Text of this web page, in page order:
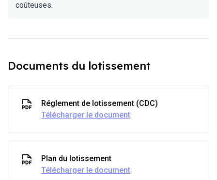
coûteuses.
Documents du lotissement
Réglement de lotissement (CDC)
Télécharger le document
Plan du lotissement
Télécharger le document